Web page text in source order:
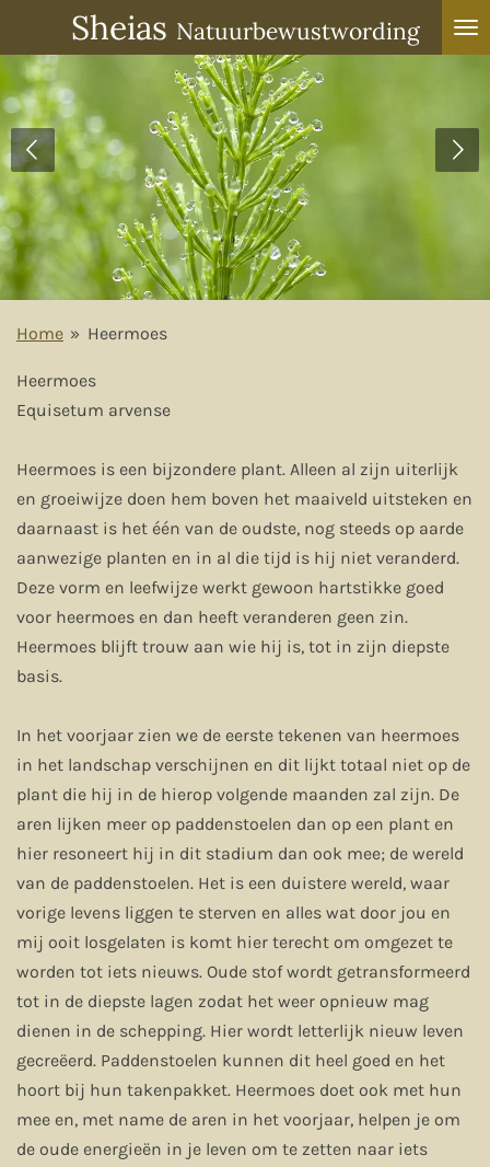
direct
naar
de
hoofdinhoud
Sheias Natuurbewustwording
Home » Heermoes
Heermoes
Equisetum arvense
Heermoes is een bijzondere plant. Alleen al zijn uiterlijk
en groeiwijze doen hem boven het maaiveld uitsteken en
daarnaast is het één van de oudste, nog steeds op aarde
aanwezige planten en in al die tijd is hij niet veranderd.
Deze vorm en leefwijze werkt gewoon hartstikke goed
voor heermoes en dan heeft veranderen geen zin.
Heermoes blijft trouw aan wie hij is, tot in zijn diepste
basis.
In het voorjaar zien we de eerste tekenen van heermoes
in het landschap verschijnen en dit lijkt totaal niet op de
plant die hij in de hierop volgende maanden zal zijn. De
aren lijken meer op paddenstoelen dan op een plant en
hier resoneert hij in dit stadium dan ook mee; de wereld
van de paddenstoelen. Het is een duistere wereld, waar
vorige levens liggen te sterven en alles wat door jou en
mij ooit losgelaten is komt hier terecht om omgezet te
worden tot iets nieuws. Oude stof wordt getransformeerd
tot in de diepste lagen zodat het weer opnieuw mag
dienen in de schepping. Hier wordt letterlijk nieuw leven
gecreëerd. Paddenstoelen kunnen dit heel goed en het
hoort bij hun takenpakket. Heermoes doet ook met hun
mee en, met name de aren in het voorjaar, helpen je om
de oude energieën in je leven om te zetten naar iets